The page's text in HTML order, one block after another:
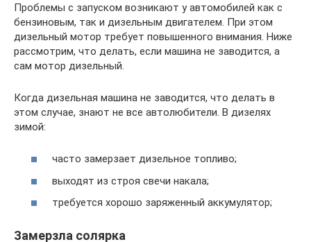
Проблемы с запуском возникают у автомобилей как с
бензиновым, так и дизельным двигателем. При этом
дизельный мотор требует повышенного внимания. Ниже
рассмотрим, что делать, если машина не заводится, а
сам мотор дизельный.
Когда дизельная машина не заводится, что делать в
этом случае, знают не все автолюбители. В дизелях
зимой:
часто замерзает дизельное топливо;
выходят из строя свечи накала;
требуется хорошо заряженный аккумулятор;
Замерзла солярка